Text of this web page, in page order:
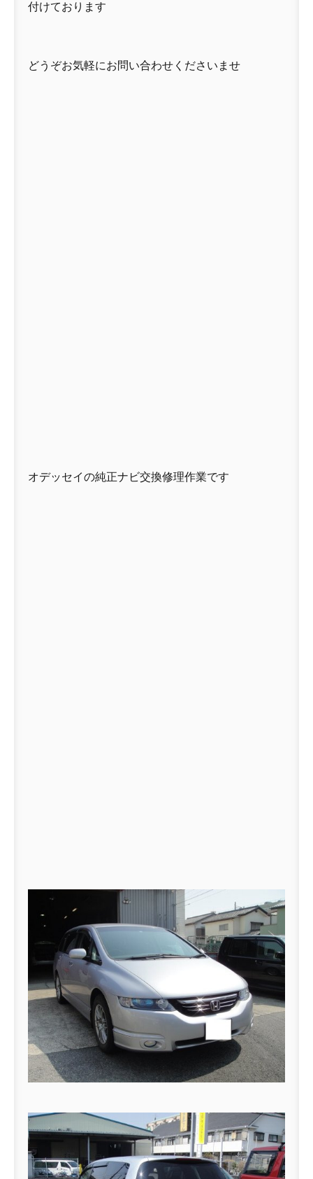
付けております
どうぞお気軽にお問い合わせくださいませ
オデッセイの純正ナビ交換修理作業です